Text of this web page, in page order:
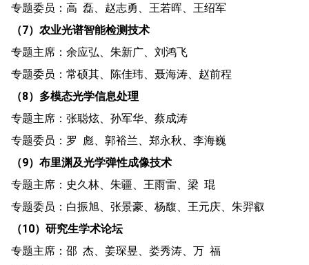
专题委员：高 磊、赵志勇、王若晖、王绍军
（7）农业光谱智能检测技术
专题主席：余应弘、朱新广、刘鸿飞
专题委员：常硕其、陈佳玮、聂海涛、赵前程
（8）多模态光学信息处理
专题主席：张聪炫、孙军华、蔡成涛
专题委员：罗 彪、郭裕兰、郑永秋、李海巍
（9）布里渊及光学弹性成像技术
专题主席：史久林、朱疆、王雨雷、梁 琨
专题委员：白振旭、张景豪、杨馥、王元庆、朱羿叡
（10）研究生学术论坛
专题主席：邵 杰、姜琛昱、娄秀涛、万 福